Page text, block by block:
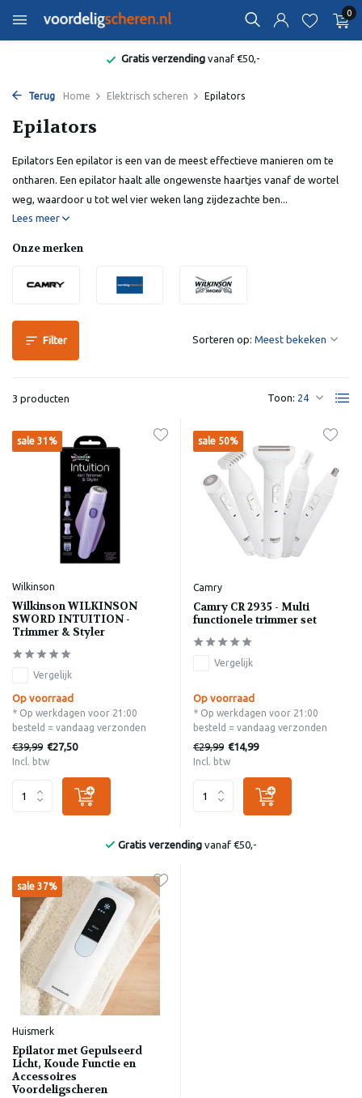
0
Gratis verzendingvanaf €50,-
Terug Home Elektrisch scheren Epilators
Epilators
Epilators Een epilator is een van de meest effectieve manieren om te
ontharen. Een epilator haalt alle ongewenste haartjes vanaf de wortel
weg, waardoor u tot wel vier weken lang zijdezachte ben...
Lees meer
Onze merken
Filter
3 producten Toon:
Sorteren op:
sale 31%
Wilkinson
Wilkinson WILKINSON
SWORD INTUITION -
Trimmer & Styler
Vergelijk
Op voorraad
* Op werkdagen voor 21:00
besteld = vandaag verzonden
€39,99 €27,50
Incl. btw
sale 50%
Camry
Camry CR 2935 - Multi
functionele trimmer set
Vergelijk
Op voorraad
* Op werkdagen voor 21:00
besteld = vandaag verzonden
€29,99 €14,99
Incl. btw
Gratis verzending vanaf €50,-
sale 37%
Huismerk
Epilator met Gepulseerd
Licht, Koude Functie en
Accessoires
Voordeligscheren